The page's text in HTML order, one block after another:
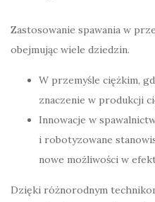
Zastosowanie spawania w
obejmując wiele dziedzin.
W przemyśle ciężkim,
znaczenie w produkcji
Innowacje w
i robotyzowane
nowe możliwości w
Dzięki różnorodnym